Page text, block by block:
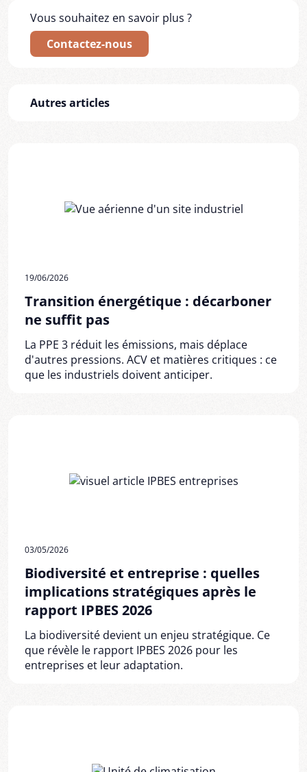
Vous souhaitez en savoir plus ?
Contactez-nous
Autres articles
19/06/2026
Transition énergétique : décarboner
ne suffit pas
La PPE 3 réduit les émissions, mais déplace
d'autres pressions. ACV et matières critiques : ce
que les industriels doivent anticiper.
03/05/2026
Biodiversité et entreprise : quelles
implications stratégiques après le
rapport IPBES 2026
La biodiversité devient un enjeu stratégique. Ce
que révèle le rapport IPBES 2026 pour les
entreprises et leur adaptation.